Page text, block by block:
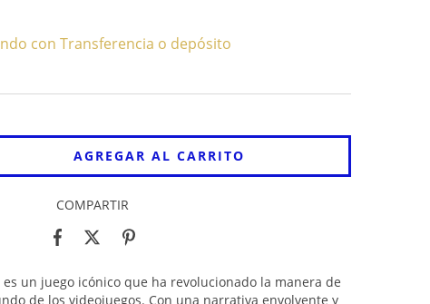
con Transferencia o depósito
COMPARTIR
es un juego icónico que ha revolucionado la manera de
de los videojuegos. Con una narrativa envolvente y